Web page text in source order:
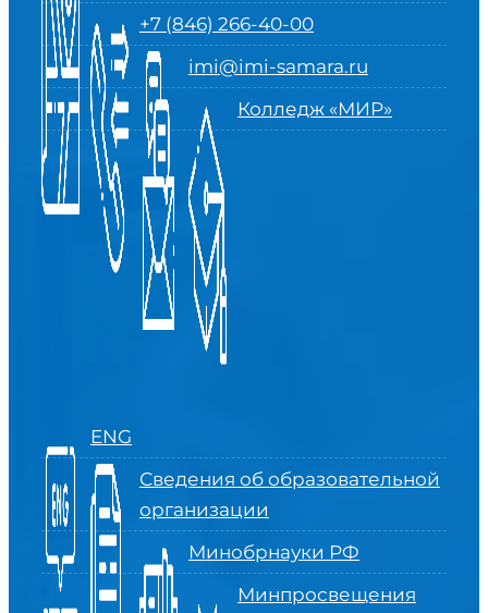
+7 (846) 266-40-00
imi@imi-samara.ru
Колледж «МИР»
ENG
Сведения об образовательной
организации
Минобрнауки РФ
Минпросвещения